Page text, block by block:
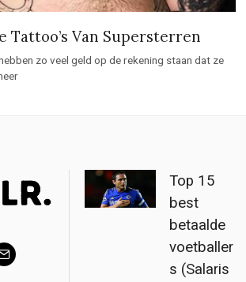
Tattoo’s Van Supersterren
zo veel geld op de rekening staan dat ze
Top 15
best
betaalde
voetballer
s (Salaris